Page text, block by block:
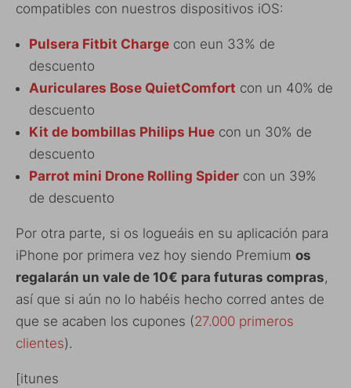
compatibles con nuestros dispositivos iOS:
Pulsera Fitbit Charge con eun 33% de
descuento
Auriculares Bose QuietComfort con un 40% de
descuento
Kit de bombillas Philips Hue con un 30% de
descuento
Parrot mini Drone Rolling Spider con un 39%
de descuento
Por otra parte, si os logueáis en su aplicación para
iPhone por primera vez hoy siendo Premium os
regalarán un vale de 10€ para futuras compras,
así que si aún no lo habéis hecho corred antes de
que se acaben los cupones (27.000 primeros
clientes).
[itunes